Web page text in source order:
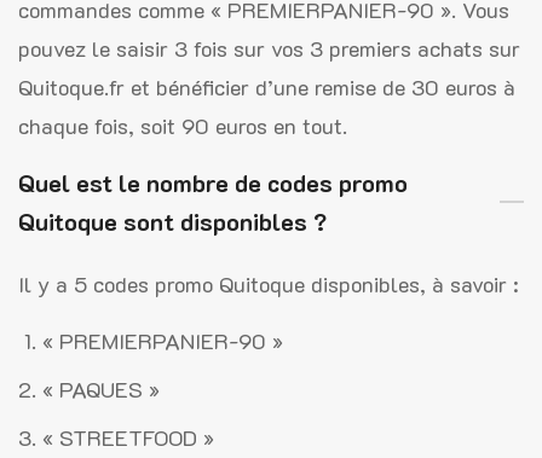
commandes comme « PREMIERPANIER-90 ». Vous
pouvez le saisir 3 fois sur vos 3 premiers achats sur
Quitoque.fr et bénéficier d’une remise de 30 euros à
chaque fois, soit 90 euros en tout.
Quel est le nombre de codes promo
Quitoque sont disponibles ?
Il y a 5 codes promo Quitoque disponibles, à savoir :
« PREMIERPANIER-90 »
« PAQUES »
« STREETFOOD »